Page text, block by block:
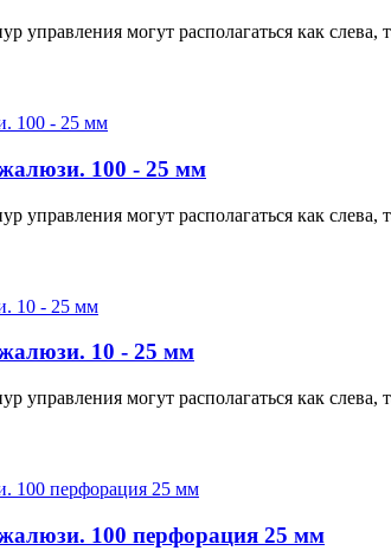
могут располагаться как слева,
100 - 25 мм
могут располагаться как слева,
10 - 25 мм
могут располагаться как слева,
100 перфорация 25 мм